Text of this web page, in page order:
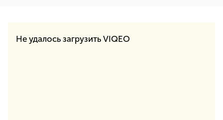
Не удалось загрузить VIQEO